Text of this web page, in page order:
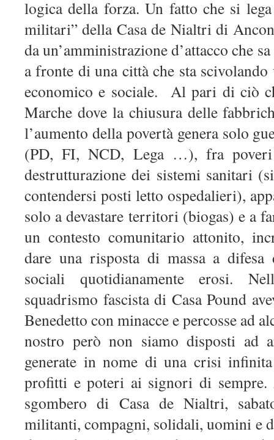
logica della forza. Un fatto che si
militari” della Casa de Nialtri di
da un’amministrazione d’attacco che
a fronte di una città che sta
economico e sociale.
Al pari di ciò
Marche dove la chiusura delle
l’aumento della povertà genera solo
(PD, FI, NCD, Lega …), fra
destrutturazione dei sistemi sanitari
contendersi posti letto ospedalieri),
solo a devastare territori (biogas) e a
un contesto comunitario attonito,
dare una risposta di massa a
sociali quotidianamente erosi.
squadrismo fascista di Casa Pound
Benedetto con minacce e percosse ad
nostro però non siamo disposti ad
generate in nome di una crisi
profitti e poteri ai signori di
sgombero di Casa de Nialtri,
militanti, compagni, solidali, uomini e